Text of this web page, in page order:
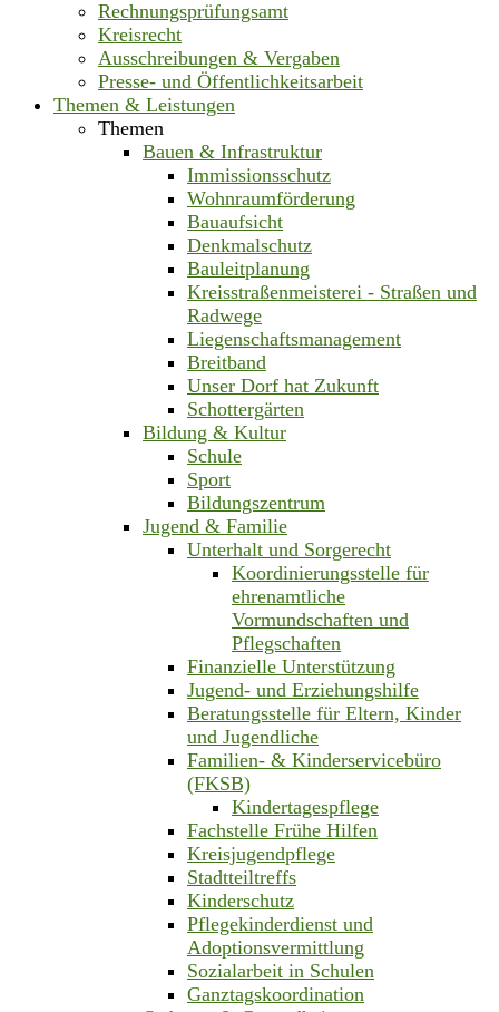
Rechnungsprüfungsamt
Kreisrecht
Ausschreibungen & Vergaben
Presse- und Öffentlichkeitsarbeit
Themen & Leistungen
Themen
Bauen & Infrastruktur
Immissionsschutz
Wohnraumförderung
Bauaufsicht
Denkmalschutz
Bauleitplanung
Kreisstraßenmeisterei - Straßen und
Radwege
Liegenschaftsmanagement
Breitband
Unser Dorf hat Zukunft
Schottergärten
Bildung & Kultur
Schule
Sport
Bildungszentrum
Jugend & Familie
Unterhalt und Sorgerecht
Koordinierungsstelle für
ehrenamtliche
Vormundschaften und
Pflegschaften
Finanzielle Unterstützung
Jugend- und Erziehungshilfe
Beratungsstelle für Eltern, Kinder
und Jugendliche
Familien- & Kinderservicebüro
(FKSB)
Kindertagespflege
Fachstelle Frühe Hilfen
Kreisjugendpflege
Stadtteiltreffs
Kinderschutz
Pflegekinderdienst und
Adoptionsvermittlung
Sozialarbeit in Schulen
Ganztagskoordination